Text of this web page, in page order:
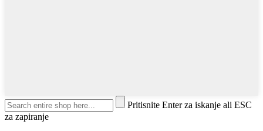
Pritisnite Enter za iskanje ali ESC
za zapiranje